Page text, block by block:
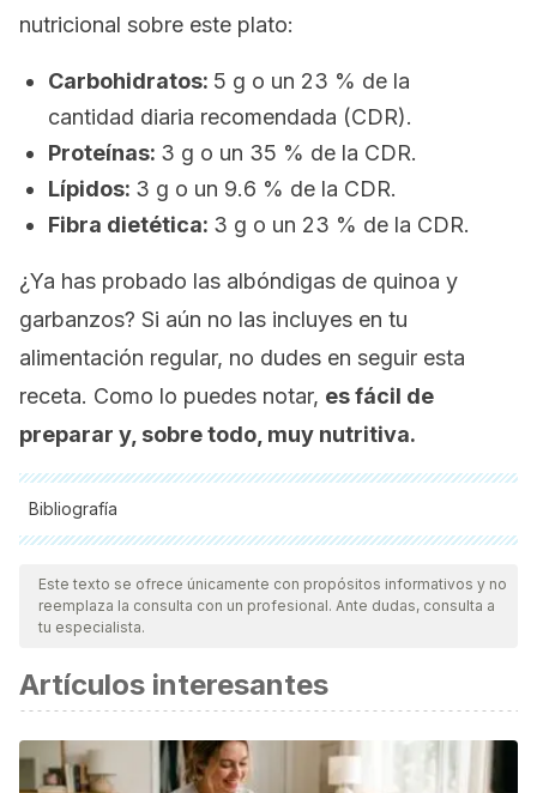
nutricional sobre este plato:
Carbohidratos: 5 g o un 23 % de la
cantidad diaria recomendada (CDR).
Proteínas: 3 g o un 35 % de la CDR.
Lípidos: 3 g o un 9.6 % de la CDR.
Fibra dietética: 3 g o un 23 % de la CDR.
¿Ya has probado las albóndigas de quinoa y
garbanzos? Si aún no las incluyes en tu
alimentación regular, no dudes en seguir esta
receta. Como lo puedes notar, es fácil de
preparar y, sobre todo, muy nutritiva.
Bibliografía
Todas las fuentes citadas fueron revisadas a profundidad por
nuestro equipo, para asegurar su calidad, confiabilidad,
vigencia y validez.La bibliografía de este artículo fue
científica.
Vega-Gálvez, A., Miranda, M., Vergara, J., Uribe, E.,
Puente, L., & Martínez, E. A. (2010). Nutrition facts and
functional potential of quinoa (Chenopodium quinoa willd.),
Este texto se ofrece únicamente con propósitos informativos y no
reemplaza la consulta con un profesional. Ante dudas, consulta a
tu especialista.
Artículos interesantes